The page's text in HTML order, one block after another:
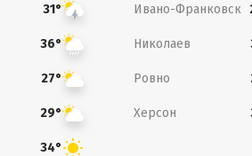
31° Ивано-Франковск
36° Николаев
27° Ровно
29° Херсон
34°